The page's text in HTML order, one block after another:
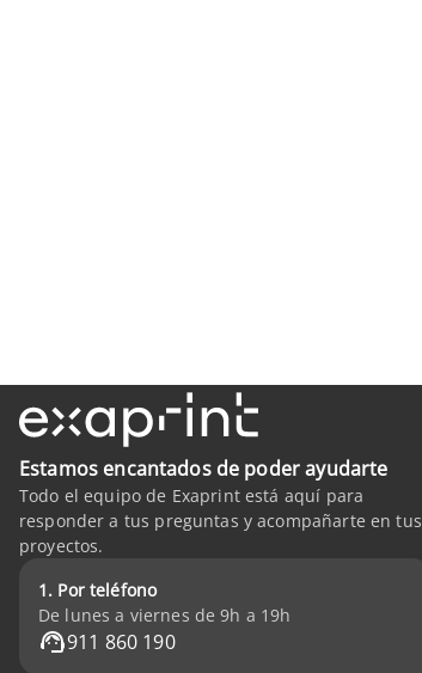
Estamos encantados de poder ayudarte
Todo el equipo de Exaprint está aquí para
responder a tus preguntas y acompañarte en tus
proyectos.
1. Por teléfono
De lunes a viernes de 9h a 19h
911 860 190